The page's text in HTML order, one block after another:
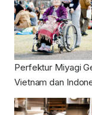
Perfektur Miyagi
Vietnam dan